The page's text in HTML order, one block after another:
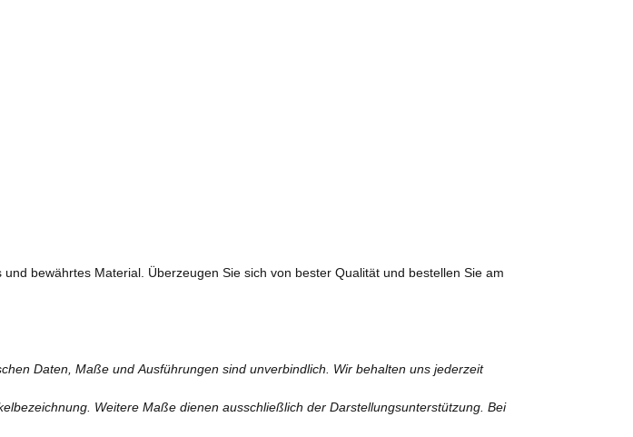
bewährtes Material. Überzeugen Sie sich von bester Qualität und bestellen Sie am
Daten, Maße und Ausführungen sind unverbindlich. Wir behalten uns jederzeit
Weitere Maße dienen ausschließlich der Darstellungsunterstützung. Bei